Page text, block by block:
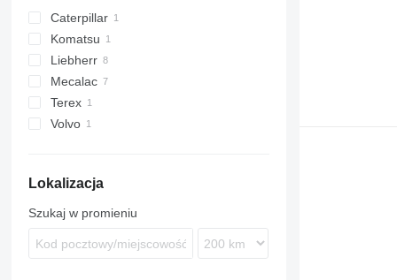
Caterpillar
316
M-series
Komatsu
PW
Liebherr
A-series
LH
Mecalac
12
714
Terex
TW
Volvo
Lokalizacja
Szukaj w promieniu